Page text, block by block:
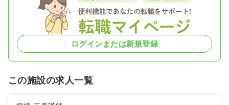
ログインまたは新規登録
この施設の求人一覧